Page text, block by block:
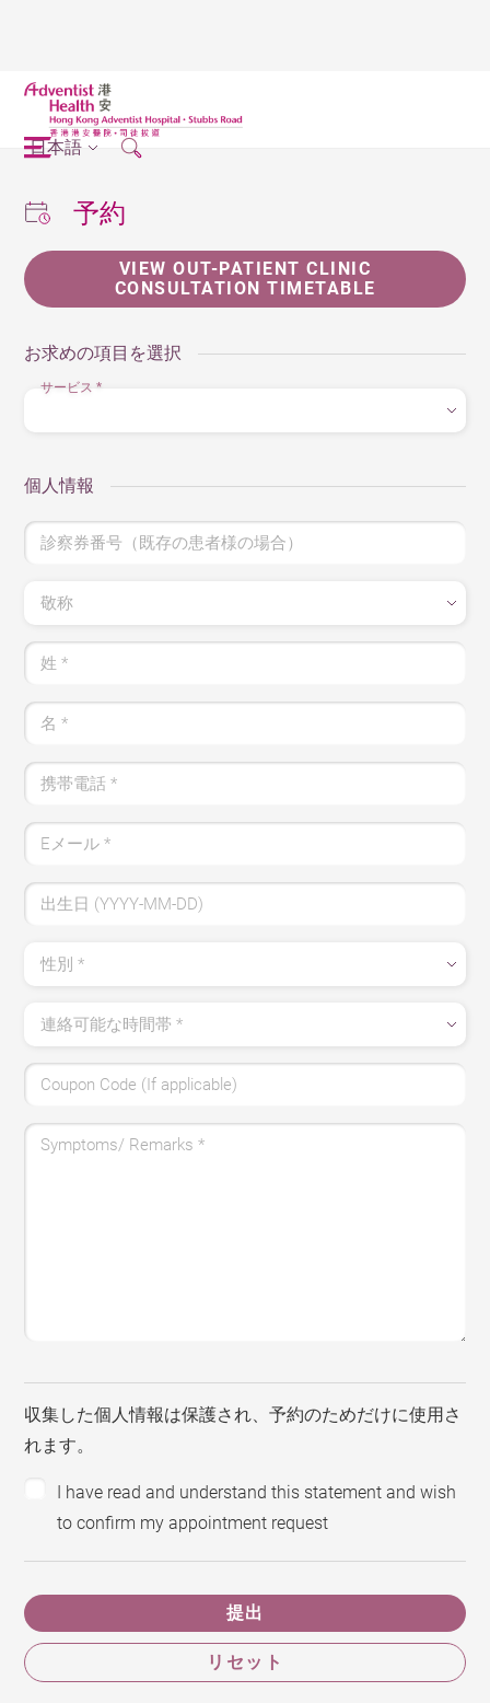
日本語
予約
VIEW OUT-PATIENT CLINIC
CONSULTATION TIMETABLE
お求めの項目を選択
サービス*
個人情報
診察券番号（既存の患者様の場合）
敬称
姓*
名*
携帯電話*
Eメール*
出生日 (YYYY-MM-DD)
性別*
連絡可能な時間帯*
Coupon Code (If applicable)
Symptoms/ Remarks*
収集した個人情報は保護され、予約のためだけに使用さ
れます。
I have read and understand this statement and wish
to confirm my appointment request
提出
リセット